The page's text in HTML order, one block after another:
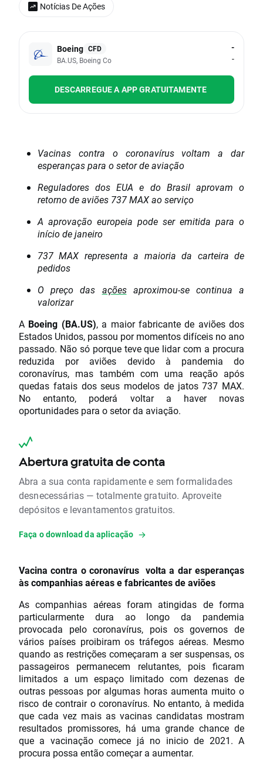
Boeing CFD
BA.US, Boeing Co
-
-
DESCARREGUE A APP GRATUITAMENTE
Vacinas contra o coronavírus voltam a dar
esperanças para o setor de aviação
Reguladores dos EUA e do Brasil aprovam o
retorno de aviões 737 MAX ao serviço
A aprovação europeia pode ser emitida para o
início de janeiro
737 MAX representa a maioria da carteira de
pedidos
O preço das açõesaproximou-se continua a
valorizar
A Boeing (BA.US), a maior fabricante de aviões dos
Estados Unidos, passou por momentos difíceis no ano
passado. Não só porque teve que lidar com a procura
reduzida por aviões devido à pandemia do
coronavírus, mas também com uma reação após
quedas fatais dos seus modelos de jatos 737 MAX.
No entanto, poderá voltar a haver novas
oportunidades para o setor da aviação.
Abertura gratuita de conta
Abra a sua conta rapidamente e sem formalidades
desnecessárias — totalmente gratuito. Aproveite
depósitos e levantamentos gratuitos.
Faça o download da aplicação
Vacina contra o coronavírus volta a dar esperanças
às companhias aéreas e fabricantes de aviões
As companhias aéreas foram atingidas de forma
particularmente dura ao longo da pandemia
provocada pelo coronavírus, pois os governos de
vários países proibiram os tráfegos aéreas. Mesmo
quando as restrições começaram a ser suspensas, os
passageiros permanecem relutantes, pois ficaram
limitados a um espaço limitado com dezenas de
outras pessoas por algumas horas aumenta muito o
risco de contrair o coronavírus. No entanto, à medida
que cada vez mais as vacinas candidatas mostram
resultados promissores, há uma grande chance de
que a vacinação comece já no inicio de 2021. A
procura possa então começar a aumentar.
Notícias De Ações